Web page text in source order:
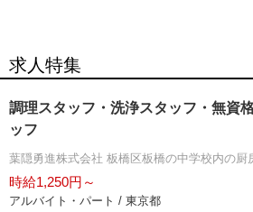
求人特集
調理スタッフ・洗浄スタッフ・無資
ッフ
葉隠勇進株式会社 板橋区板橋の中学校内の厨
時給1,250円～
アルバイト・パート / 東京都